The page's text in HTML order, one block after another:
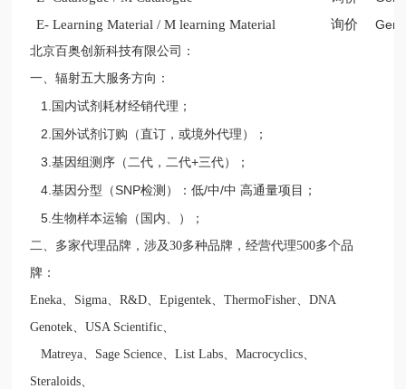
E- Learning Material / M learning Material
询价
北京百奥创新科技有限公司：
一、辐射五大服务方向：
1. 国内试剂耗材经销代理；
2. 国外试剂订购（直订，或境外代理）；
3.基因组测序（二代，二代+三代）；
4.基因分型（SNP检测）：低/中/中 高通量项目；
5.生物样本运输（国内、）；
二、 多家代理品牌，涉及30多种品牌，经营代理500多个品
牌：
Eneka
Sigma 、R&D 、Epigentek 、ThermoFisher 、DNA
Genotek 、USA Scientific
Matreya
Sage Science 、List Labs 、Macrocyclics
Steraloids